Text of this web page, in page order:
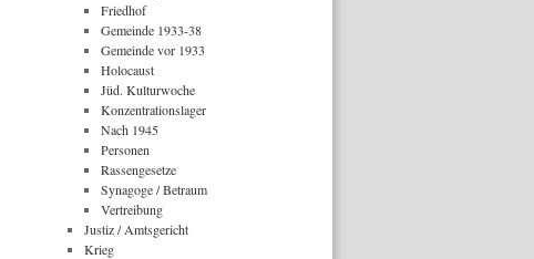
Friedhof
Gemeinde 1933-38
Gemeinde vor 1933
Holocaust
Jüd. Kulturwoche
Konzentrationslager
Nach 1945
Personen
Rassengesetze
Synagoge / Betraum
Vertreibung
Justiz / Amtsgericht
Krieg